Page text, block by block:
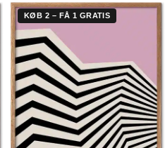
KØB 2 – FÅ 1 GRATIS